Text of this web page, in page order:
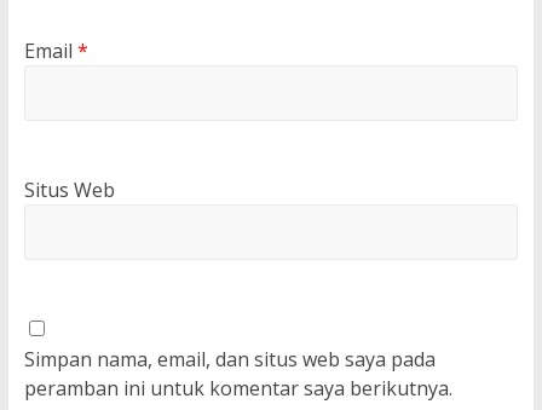
Email *
Situs Web
Simpan nama, email, dan situs web saya pada
peramban ini untuk komentar saya berikutnya.